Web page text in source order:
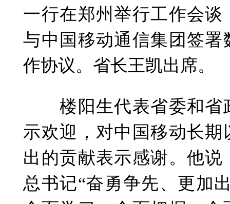
一行在郑州举行工作会谈
与中国移动通信集团签署
作协议。省长王凯出席。
楼阳生代表省委和省
示欢迎，对中国移动长期
出的贡献表示感谢。他
总书记“奋勇争先、更加